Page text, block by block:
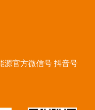
源官方微信号 抖音号